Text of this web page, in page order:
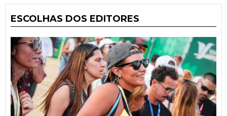
ESCOLHAS DOS EDITORES